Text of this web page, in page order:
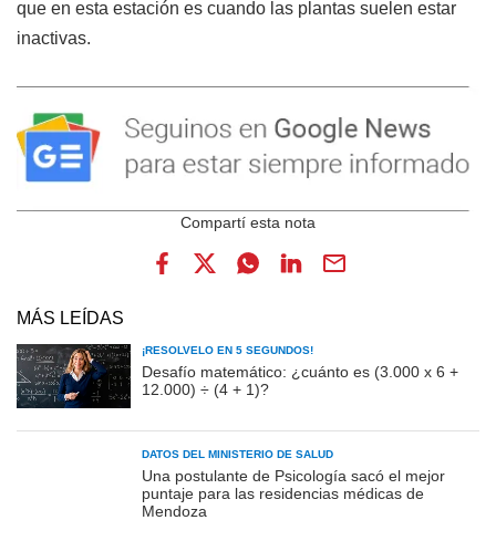
que en esta estación es cuando las plantas suelen estar
inactivas.
MÁS LEÍDAS
¡RESOLVELO EN 5 SEGUNDOS!
Desafío matemático: ¿cuánto es (3.000 x 6 +
12.000) ÷ (4 + 1)?
DATOS DEL MINISTERIO DE SALUD
Una postulante de Psicología sacó el mejor
puntaje para las residencias médicas de
Mendoza